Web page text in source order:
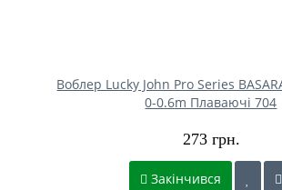
Воблер Lucky John Pro Series
0-0.6m Плаваючі 704
273 грн.
Закінчився